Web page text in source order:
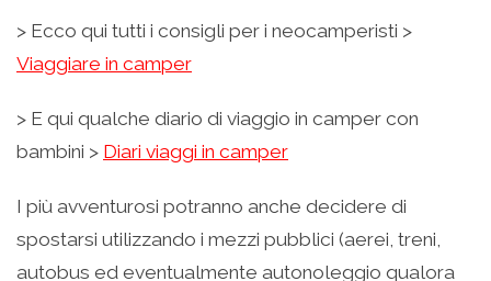
> Ecco qui tutti i consigli per i neocamperisti >
Viaggiare in camper
> E qui qualche diario di viaggio in camper con
bambini > Diari viaggi in camper
I più avventurosi potranno anche decidere di
spostarsi utilizzando i mezzi pubblici (aerei, treni,
autobus ed eventualmente autonoleggio qualora